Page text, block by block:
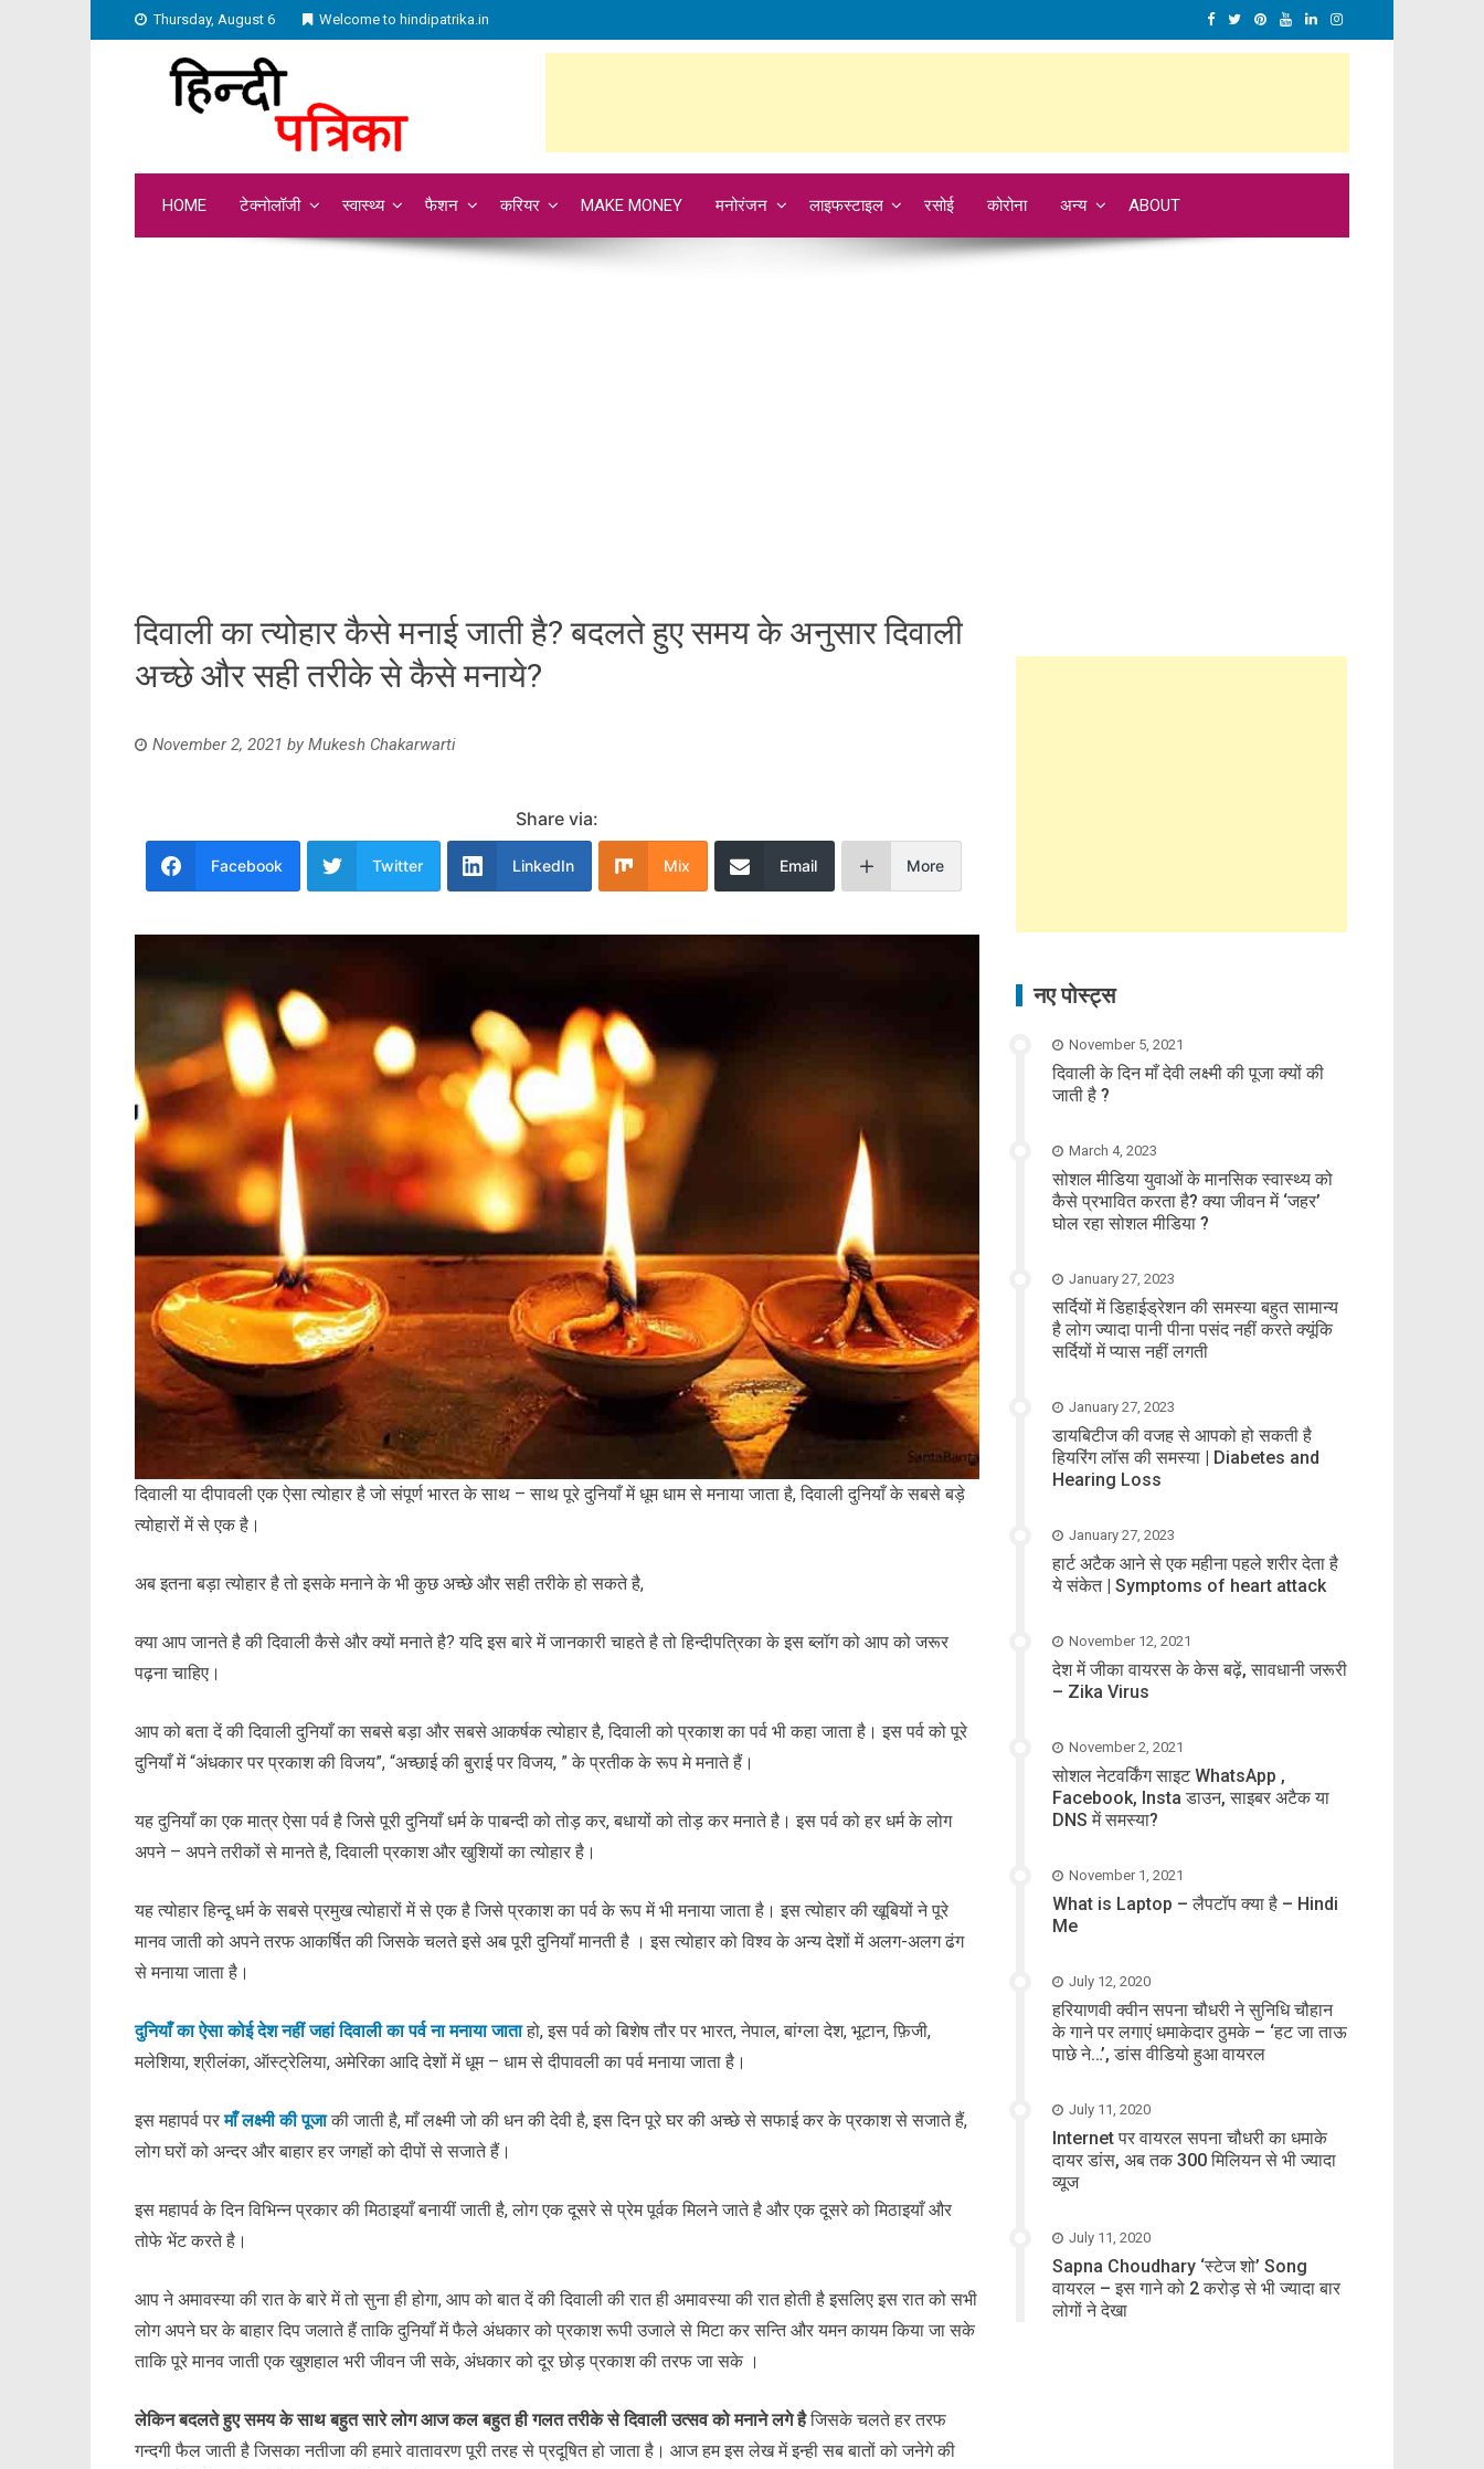
Thursday, August 6 Welcome to hindipatrika.in
HOME टेक्नोलॉजी स्वास्थ्य फैशन करियर MAKE MONEY मनोरंजन लाइफस्टाइल रसोई कोरोना अन्य ABOUT
दिवाली का त्योहार कैसे मनाई जाती है? बदलते हुए समय के अनुसार दिवाली
अच्छे और सही तरीके से कैसे मनाये?
November 2, 2021 by Mukesh Chakarwarti
Share via:
Facebook Twitter LinkedIn Mix Email More
दिवाली या दीपावली एक ऐसा त्योहार है जो संपूर्ण भारत के साथ – साथ पूरे दुनियाँ में धूम धाम से मनाया जाता है, दिवाली दुनियाँ के सबसे बड़े
त्योहारों में से एक है।
अब इतना बड़ा त्योहार है तो इसके मनाने के भी कुछ अच्छे और सही तरीके हो सकते है,
क्या आप जानते है की दिवाली कैसे और क्यों मनाते है? यदि इस बारे में जानकारी चाहते है तो हिन्दीपत्रिका के इस ब्लॉग को आप को जरूर
पढ़ना चाहिए।
आप को बता दें की दिवाली दुनियाँ का सबसे बड़ा और सबसे आकर्षक त्योहार है, दिवाली को प्रकाश का पर्व भी कहा जाता है। इस पर्व को पूरे
दुनियाँ में “अंधकार पर प्रकाश की विजय”, “अच्छाई की बुराई पर विजय, ” के प्रतीक के रूप मे मनाते हैं।
यह दुनियाँ का एक मात्र ऐसा पर्व है जिसे पूरी दुनियाँ धर्म के पाबन्दी को तोड़ कर, बधायों को तोड़ कर मनाते है। इस पर्व को हर धर्म के लोग
अपने – अपने तरीकों से मानते है, दिवाली प्रकाश और खुशियों का त्योहार है।
यह त्योहार हिन्दू धर्म के सबसे प्रमुख त्योहारों में से एक है जिसे प्रकाश का पर्व के रूप में भी मनाया जाता है। इस त्योहार की खूबियों ने पूरे
मानव जाती को अपने तरफ आकर्षित की जिसके चलते इसे अब पूरी दुनियाँ मानती है । इस त्योहार को विश्व के अन्य देशों में अलग-अलग ढंग
से मनाया जाता है।
दुनियाँ का ऐसा कोई देश नहीं जहां दिवाली का पर्व ना मनाया जाताहो, इस पर्व को बिशेष तौर पर भारत, नेपाल, बांग्ला देश, भूटान, फ़िजी,
मलेशिया, श्रीलंका, ऑस्ट्रेलिया, अमेरिका आदि देशों में धूम – धाम से दीपावली का पर्व मनाया जाता है।
इस महापर्व परमाँ लक्ष्मी की पूजाकी जाती है, माँ लक्ष्मी जो की धन की देवी है, इस दिन पूरे घर की अच्छे से सफाई कर के प्रकाश से सजाते हैं,
लोग घरों को अन्दर और बाहार हर जगहों को दीपों से सजाते हैं।
इस महापर्व के दिन विभिन्न प्रकार की मिठाइयाँ बनायीं जाती है, लोग एक दूसरे से प्रेम पूर्वक मिलने जाते है और एक दूसरे को मिठाइयाँ और
तोफे भेंट करते है।
आप ने अमावस्या की रात के बारे में तो सुना ही होगा, आप को बात दें की दिवाली की रात ही अमावस्या की रात होती है इसलिए इस रात को सभी
लोग अपने घर के बाहार दिप जलाते हैं ताकि दुनियाँ में फैले अंधकार को प्रकाश रूपी उजाले से मिटा कर सन्ति और यमन कायम किया जा सके
ताकि पूरे मानव जाती एक खुशहाल भरी जीवन जी सके, अंधकार को दूर छोड़ प्रकाश की तरफ जा सके ।
लेकिन बदलते हुए समय के साथ बहुत सारे लोग आज कल बहुत ही गलत तरीके से दिवाली उत्सव को मनाने लगे हैजिसके चलते हर तरफ
गन्दगी फैल जाती है जिसका नतीजा की हमारे वातावरण पूरी तरह से प्रदूषित हो जाता है। आज हम इस लेख में इन्ही सब बातों को जनेगे की
नए पोस्ट्स
November 5, 2021
दिवाली के दिन माँ देवी लक्ष्मी की पूजा क्यों की
जाती है ?
March 4, 2023
सोशल मीडिया युवाओं के मानसिक स्वास्थ्य को
कैसे प्रभावित करता है? क्या जीवन में ‘जहर’
घोल रहा सोशल मीडिया ?
January 27, 2023
सर्दियों में डिहाईड्रेशन की समस्या बहुत सामान्य
है लोग ज्यादा पानी पीना पसंद नहीं करते क्यूंकि
सर्दियों में प्यास नहीं लगती
January 27, 2023
डायबिटीज की वजह से आपको हो सकती है
हियरिंग लॉस की समस्या | Diabetes and
Hearing Loss
January 27, 2023
हार्ट अटैक आने से एक महीना पहले शरीर देता है
ये संकेत | Symptoms of heart attack
November 12, 2021
देश में जीका वायरस के केस बढ़ें, सावधानी जरूरी
– Zika Virus
November 2, 2021
सोशल नेटवर्किंग साइट WhatsApp ,
Facebook, Insta डाउन, साइबर अटैक या
DNS में समस्या?
November 1, 2021
What is Laptop – लैपटॉप क्या है – Hindi
Me
July 12, 2020
हरियाणवी क्वीन सपना चौधरी ने सुनिधि चौहान
के गाने पर लगाएं धमाकेदार ठुमके – ‘हट जा ताऊ
पाछे ने…’, डांस वीडियो हुआ वायरल
July 11, 2020
Internet पर वायरल सपना चौधरी का धमाके
दायर डांस, अब तक 300 मिलियन से भी ज्यादा
व्यूज
July 11, 2020
Sapna Choudhary ‘स्टेज शो’ Song
वायरल – इस गाने को 2 करोड़ से भी ज्यादा बार
लोगों ने देखा